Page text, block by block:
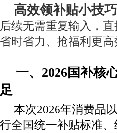
高效领补贴小技巧
后续无需重复输入，
省时省力、抢福利更高
一、2026国补核
足
本次2026年消费品
行全国统一补贴标准